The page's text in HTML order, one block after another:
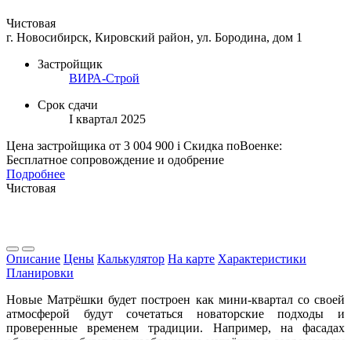
Чистовая
г. Новосибирск, Кировский район, ул. Бородина, дом 1
Застройщик
ВИРА-Строй
Срок сдачи
I квартал 2025
Цена застройщика от 3 004 900 i Скидка поВоенке:
Бесплатное сопровождение и одобрение
Подробнее
Чистовая
Описание Цены Калькулятор На карте Характеристики
Планировки
Новые Матрёшки будет построен как мини-квартал со своей
атмосферой будут сочетаться новаторские подходы и
проверенные временем традиции. Например, на фасадах